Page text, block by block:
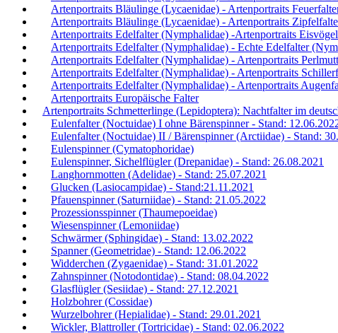
Artenportraits Bläulinge (Lycaenidae) - Artenportraits
Artenportraits Bläulinge (Lycaenidae) - Artenportraits
Artenportraits Edelfalter (Nymphalidae) -Artenportraits
Artenportraits Edelfalter (Nymphalidae) - Echte Edelfalter
Artenportraits Edelfalter (Nymphalidae) - Artenportraits
Artenportraits Edelfalter (Nymphalidae) - Artenportraits
Artenportraits Edelfalter (Nymphalidae) - Artenportraits
Artenportraits Europäische Falter
Artenportraits Schmetterlinge (Lepidoptera): Nachtfalter im
Eulenfalter (Noctuidae) I ohne Bärenspinner - Stand:
Eulenfalter (Noctuidae) II / Bärenspinner (Arctiidae) - Stand:
Eulenspinner (Cymatophoridae)
Eulenspinner, Sichelflügler (Drepanidae) - Stand: 26.08.2021
Langhornmotten (Adelidae) - Stand: 25.07.2021
Glucken (Lasiocampidae) - Stand:21.11.2021
Pfauenspinner (Saturniidae) - Stand: 21.05.2022
Prozessionsspinner (Thaumepoeidae)
Wiesenspinner (Lemoniidae)
Schwärmer (Sphingidae) - Stand: 13.02.2022
Spanner (Geometridae) - Stand: 12.06.2022
Widderchen (Zygaenidae) - Stand: 31.01.2022
Zahnspinner (Notodontidae) - Stand: 08.04.2022
Glasflügler (Sesiidae) - Stand: 27.12.2021
Holzbohrer (Cossidae)
Wurzelbohrer (Hepialidae) - Stand: 29.01.2021
Wickler, Blattroller (Tortricidae) - Stand: 02.06.2022